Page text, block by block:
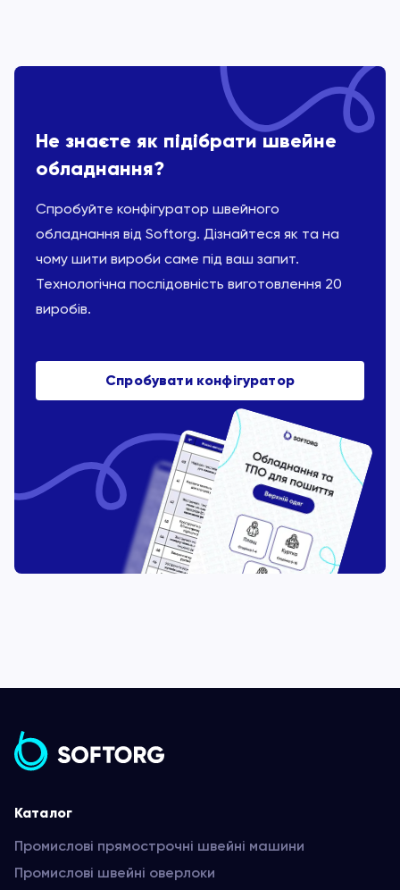
Не знаєте як підібрати швейне
обладнання?
Спробуйте конфігуратор швейного
обладнання від Softorg. Дізнайтеся як та на
чому шити вироби саме під ваш запит.
Технологічна послідовність виготовлення 20
виробів.
Спробувати конфігуратор
Каталог
Промислові прямострочні швейні машини
Промислові швейні оверлоки